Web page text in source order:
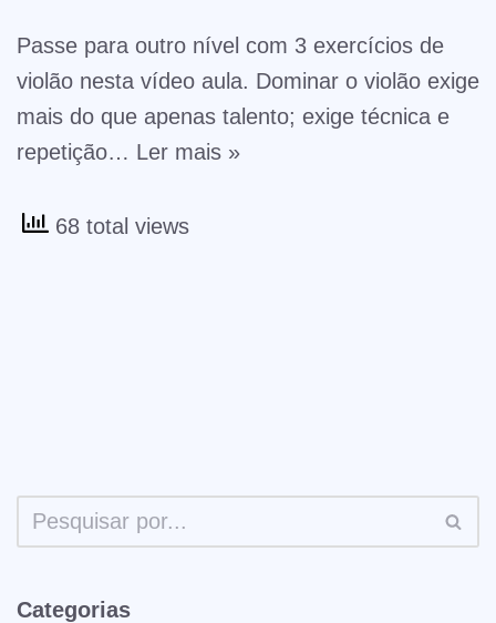
Passe para outro nível com 3 exercícios de
violão nesta vídeo aula. Dominar o violão exige
mais do que apenas talento; exige técnica e
repetição… Ler mais »
68 total views
Categorias